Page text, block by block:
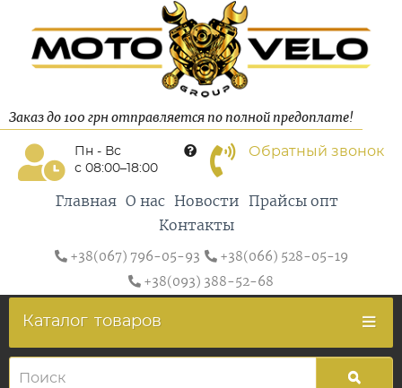
Заказ до 100 грн отправляется по полной предоплате!
Пн - Вс
с 08:00–18:00
Обратный звонок
Главная О нас Новости
Прайсы опт
Контакты
+38(067) 796-05-93
+38(066) 528-05-19
+38(093) 388-52-68
Каталог товаров